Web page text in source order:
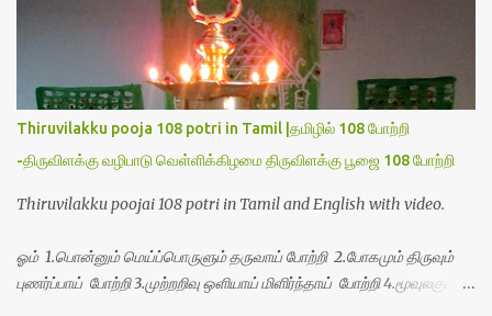
Thiruvilakku pooja 108 potri in Tamil |தமிழில் 108 போற்றி
-திருவிளக்கு வழிபாடு வெள்ளிக்கிழமை திருவிளக்கு பூஜை 108 போற்றி
Thiruvilakku poojai 108 potri in Tamil and English with video.
ஓம் 1.பொன்னும் மெய்ப்பொருளும் தருவாய் போற்றி 2.போகமும் திருவும்
புணர்ப்பாய் போற்றி 3.முற்றறிவு ஒளியாய் மிளிர்ந்தாய் போற்றி 4.மூவுலகும்